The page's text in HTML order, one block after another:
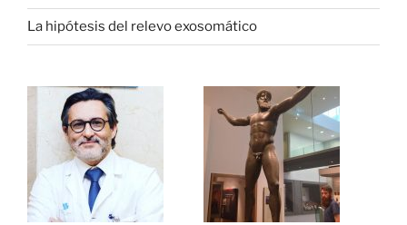
La hipótesis del relevo exosomático